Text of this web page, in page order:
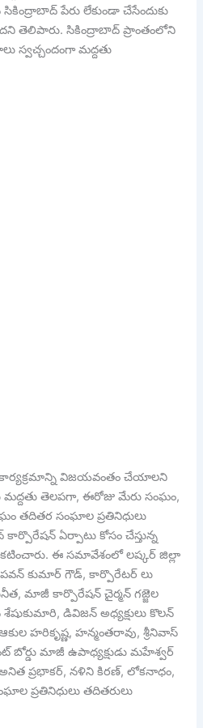
పేరు లేకుండా చేసేందుకు
తెలిపారు. సికింద్రాబాద్ ప్రాంతంలోని
స్వచ్చందంగా మద్దతు
విజయవంతం చేయాలని
తెలపగా, ఈరోజు మేరు సంఘం,
తదితర సంఘాల ప్రతినిధులు
ఏర్పాటు కోసం చేస్తున్న
ఈ సమావేశంలో లష్కర్ జిల్లా
పవన్ కుమార్ గౌడ్, కార్పొరేటర్ లు
మాజీ కార్పొరేషన్ చైర్మన్ గజ్జెల
డివిజన్ అధ్యక్షులు కొలన్
హరికృష్ణ, హన్మంతరావు, శ్రీనివాస్
బోర్డు మాజీ ఉపాధ్యక్షుడు మహేశ్వర్
ప్రభాకర్, నళిని కిరణ్, లోకనాధం,
ప్రతినిధులు తదితరులు